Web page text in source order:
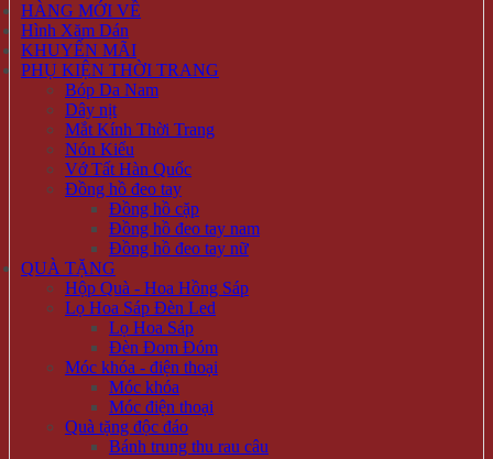
HÀNG MỚI VỀ
Hình Xăm Dán
KHUYẾN MÃI
PHỤ KIỆN THỜI TRANG
Bóp Da Nam
Dây nịt
Mắt Kính Thời Trang
Nón Kiểu
Vớ Tất Hàn Quốc
Đồng hồ đeo tay
Đồng hồ cặp
Đồng hồ đeo tay nam
Đồng hồ đeo tay nữ
QUÀ TẶNG
Hộp Quà - Hoa Hồng Sáp
Lọ Hoa Sáp Đèn Led
Lọ Hoa Sáp
Đèn Đom Đóm
Móc khóa - điện thoại
Móc khóa
Móc điện thoại
Quà tặng độc đáo
Bánh trung thu rau câu